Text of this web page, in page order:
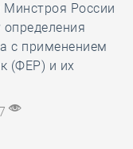
России
с применением
(ФЕР) и их